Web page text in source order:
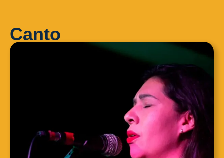
Canto